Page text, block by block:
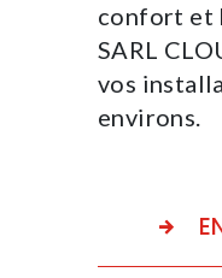
confort et
SARL
vos
environs.